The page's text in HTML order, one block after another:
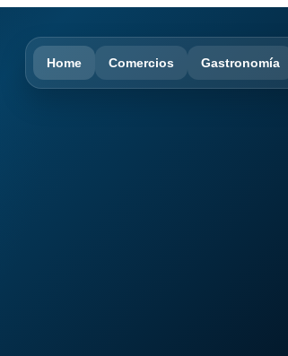
Home Comercios Gastronomía